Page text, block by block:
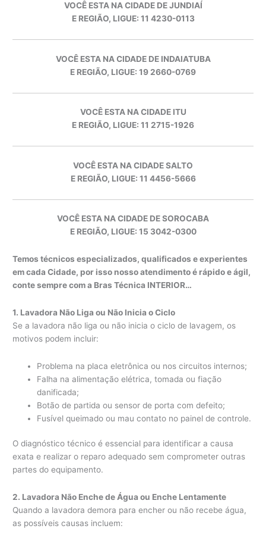
VOCÊ ESTA NA CIDADE DE JUNDIAÍ
E REGIÃO, LIGUE: 11 4230-0113
VOCÊ ESTA NA CIDADE DE INDAIATUBA
E REGIÃO, LIGUE: 19 2660-0769
VOCÊ ESTA NA CIDADE ITU
E REGIÃO, LIGUE: 11 2715-1926
VOCÊ ESTA NA CIDADE SALTO
E REGIÃO, LIGUE: 11 4456-5666
VOCÊ ESTA NA CIDADE DE SOROCABA
E REGIÃO, LIGUE: 15 3042-0300
Temos técnicos especializados, qualificados e experientes
em cada Cidade, por isso nosso atendimento é rápido e ágil,
conte sempre com a Bras Técnica INTERIOR…
1. Lavadora Não Liga ou Não Inicia o Ciclo
Se a lavadora não liga ou não inicia o ciclo de lavagem, os
motivos podem incluir:
Problema na placa eletrônica ou nos circuitos internos;
Falha na alimentação elétrica, tomada ou fiação
danificada;
Botão de partida ou sensor de porta com defeito;
Fusível queimado ou mau contato no painel de controle.
O diagnóstico técnico é essencial para identificar a causa
exata e realizar o reparo adequado sem comprometer outras
partes do equipamento.
2. Lavadora Não Enche de Água ou Enche Lentamente
Quando a lavadora demora para encher ou não recebe água,
as possíveis causas incluem: